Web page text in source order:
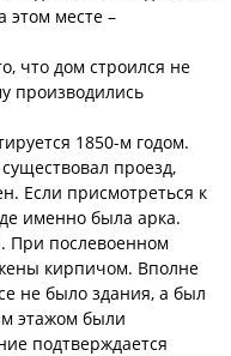
этом месте –
что дом строился не
производились
1850-м годом.
проезд,
Если присмотреться к
именно была арка.
При послевоенном
кирпичом. Вполне
не было здания, а был
этажом были
подтверждается